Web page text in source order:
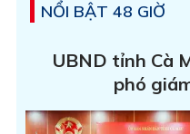
NỔI BẬT 48 GIỜ
UBND tỉnh Cà
phó